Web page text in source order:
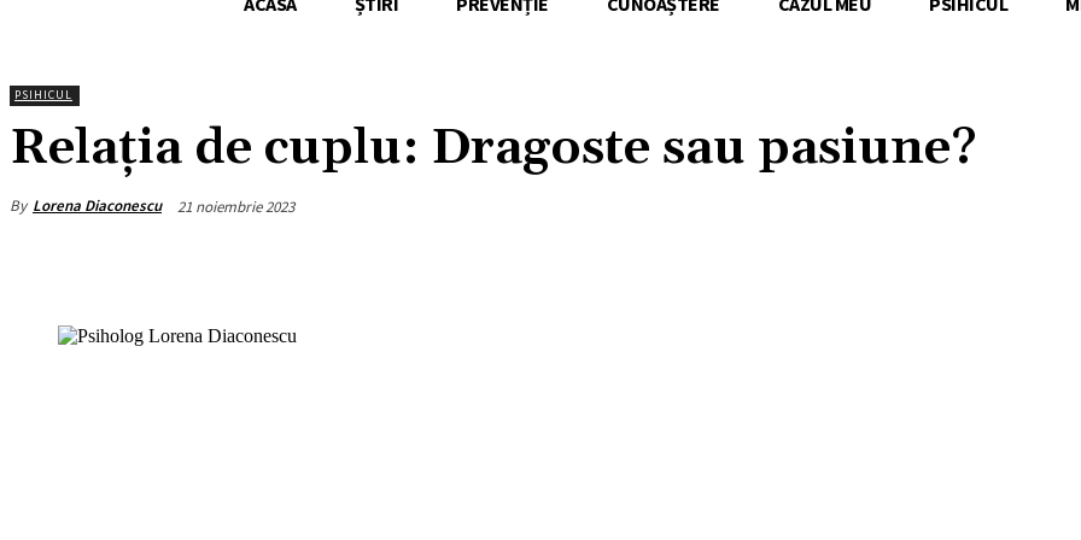
PSIHICUL
Relația de cuplu: Dragoste sau pasiune?
By Lorena Diaconescu 21 noiembrie 2023